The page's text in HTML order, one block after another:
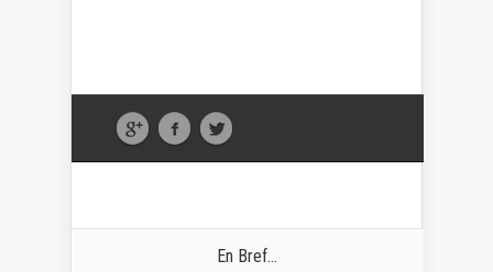
En Bref...